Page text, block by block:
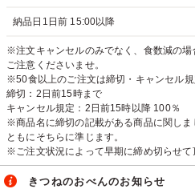
納品日1日前 15:00以降
※注文キャンセルのみでなく、食数減の場
ご注意くださいませ。
※50食以上のご注文は締切・キャンセル規
締切：2日前15時まで
キャンセル規定：2日前15時以降 100％
※商品名に締切の記載がある商品に関し
ともにそちらに準じます。
※ご注文状況によって早期に締め切らせて
きつねのおべんのお知らせ